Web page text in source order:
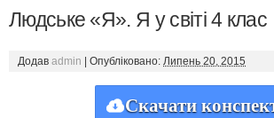
Людське «Я». Я у світі 4 клас
Додав admin Опубліковано: Липень 20, 2015
Скачати